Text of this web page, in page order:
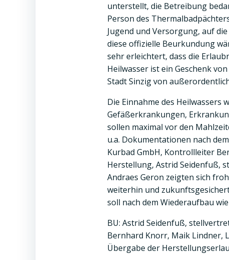
unterstellt, die Betreibung
Person des
Jugend und Versorgung, auf
diese offizielle Beurkundung
sehr erleichtert, dass die
Heilwasser ist ein Geschenk
Stadt Sinzig von
Die Einnahme des Heilwassers
Gefäßerkrankungen,
sollen maximal vor den
u.a. Dokumentationen nach
Kurbad GmbH, Kontrollleiter
Herstellung, Astrid Seidenfuß,
Andraes Geron zeigten sich
weiterhin und
soll nach dem Wiederaufbau
BU: Astrid Seidenfuß,
Bernhard Knorr, Maik Lindner,
Übergabe der